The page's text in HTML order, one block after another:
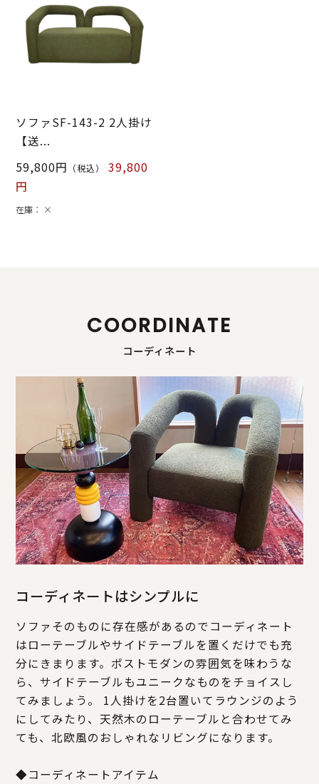
ソファSF-143-2 2人掛け
【送...
59,800円 （税込）
39,800
円
在庫： ×
COORDINATE
コーディネート
コーディネートはシンプルに
ソファそのものに存在感があるのでコーディネート
はローテーブルやサイドテーブルを置くだけでも充
分にきまります。ポストモダンの雰囲気を味わうな
ら、サイドテーブルもユニークなものをチョイスし
てみましょう。 1人掛けを2台置いてラウンジのよう
にしてみたり、天然木のローテーブルと合わせてみ
ても、北欧風のおしゃれなリビングになります。
◆コーディネートアイテム